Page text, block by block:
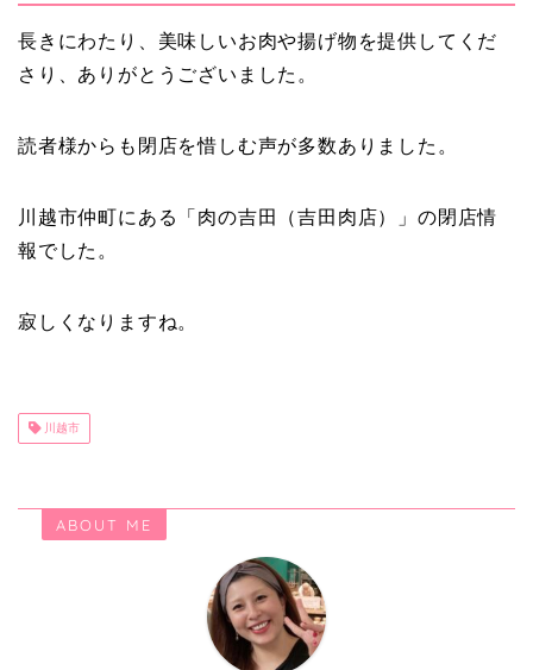
長きにわたり、美味しいお肉や揚げ物を提供してくだ
さり、ありがとうございました。
読者様からも閉店を惜しむ声が多数ありました。
川越市仲町にある「肉の吉田（吉田肉店）」の閉店情
報でした。
寂しくなりますね。
川越市
ABOUT ME